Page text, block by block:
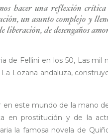
hacer una reflexión
un asunto complejo y
liberación, de desengaños
de Fellini en los 50, Las
Lozana andaluza,
en este mundo de la mano
en prostitución y de la
la famosa novela de